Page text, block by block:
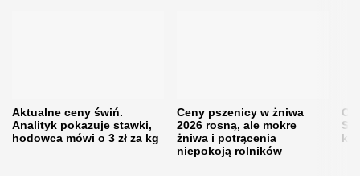
Aktualne ceny świń.
Analityk pokazuje stawki,
hodowca mówi o 3 zł za kg
Ceny pszenicy w żniwa
2026 rosną, ale mokre
żniwa i potrącenia
niepokoją rolników